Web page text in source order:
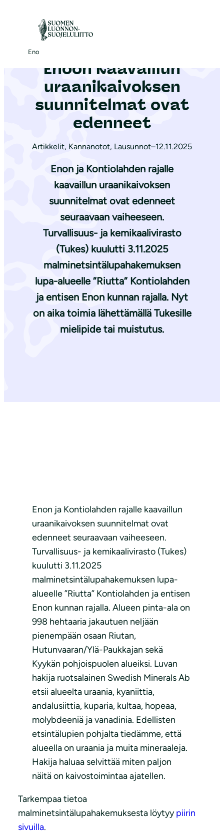
Eno
Etusivu|Ajankohtaista
Enoon kaavaillun
uraanikaivoksen
suunnitelmat ovat
edenneet
Artikkelit, Kannanotot, Lausunnot–12.11.2025
Enon ja Kontiolahden rajalle
kaavaillun uraanikaivoksen
suunnitelmat ovat edenneet
seuraavaan vaiheeseen.
Turvallisuus- ja kemikaalivirasto
(Tukes) kuulutti 3.11.2025
malminetsintälupahakemuksen
lupa-alueelle ”Riutta” Kontiolahden
ja entisen Enon kunnan rajalla. Nyt
on aika toimia lähettämällä Tukesille
mielipide tai muistutus.
Enon ja Kontiolahden rajalle kaavaillun
uraanikaivoksen suunnitelmat ovat
edenneet seuraavaan vaiheeseen.
Turvallisuus- ja kemikaalivirasto (Tukes)
kuulutti 3.11.2025
malminetsintälupahakemuksen lupa-
alueelle ”Riutta” Kontiolahden ja entisen
Enon kunnan rajalla. Alueen pinta-ala on
998 hehtaaria jakautuen neljään
pienempään osaan Riutan,
Hutunvaaran/Ylä-Paukkajan sekä
Kyykän pohjoispuolen alueiksi. Luvan
hakija ruotsalainen Swedish Minerals Ab
etsii alueelta uraania, kyaniittia,
andalusiittia, kuparia, kultaa, hopeaa,
molybdeeniä ja vanadinia. Edellisten
etsintälupien pohjalta tiedämme, että
alueella on uraania ja muita mineraaleja.
Hakija haluaa selvittää miten paljon
näitä on kaivostoimintaa ajatellen.
Tarkempaa tietoa
malminetsintälupahakemuksesta löytyypiirin
sivuilla.